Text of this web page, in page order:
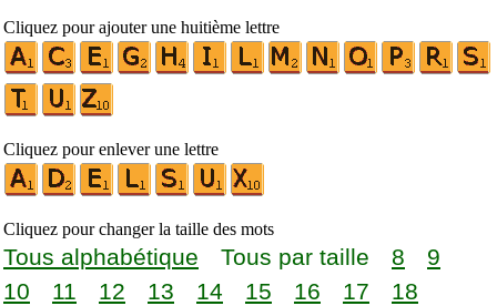
Cliquez pour ajouter une huitième lettre
Cliquez pour enlever une lettre
Cliquez pour changer la taille des mots
Tous alphabétique Tous par taille 8
9
10
11 12 13 14 15 16 17 18